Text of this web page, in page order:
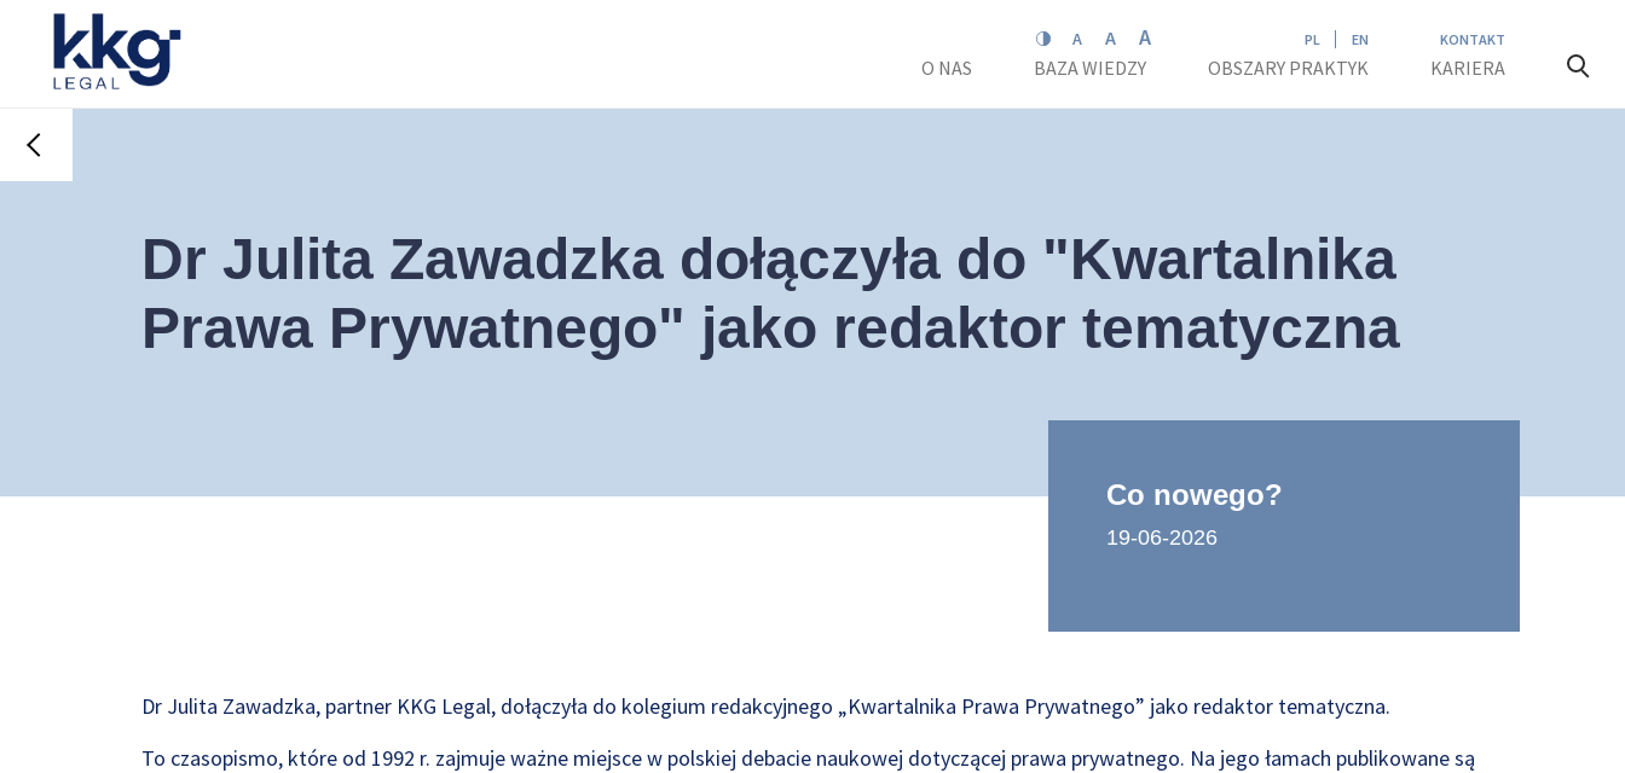
A A A PL EN KONTAKT
O NAS BAZA WIEDZY OBSZARY PRAKTYK KARIERA
Dr Julita Zawadzka dołączyła do "Kwartalnika
Prawa Prywatnego" jako redaktor tematyczna
Co nowego?
19-06-2026
Dr Julita Zawadzka, partner KKG Legal, dołączyła do kolegium redakcyjnego „Kwartalnika Prawa Prywatnego” jako redaktor tematyczna.
To czasopismo, które od 1992 r. zajmuje ważne miejsce w polskiej debacie naukowej dotyczącej prawa prywatnego. Na jego łamach publikowane są